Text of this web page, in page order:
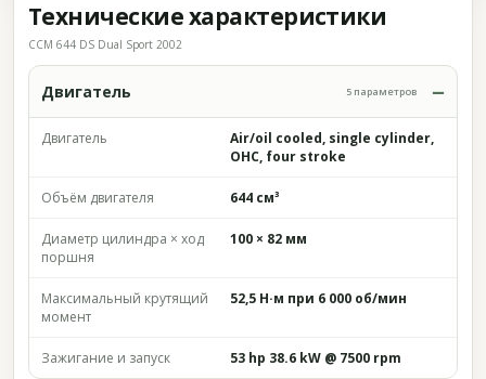
Технические характеристики
CCM 644 DS Dual Sport 2002
Двигатель 5 параметров
Двигатель
Air/oil cooled, single cylinder,
OHC, four stroke
Объём двигателя 644 см³
Диаметр цилиндра × ход
поршня
100 × 82 мм
Максимальный крутящий
момент
52,5 Н·м при 6 000 об/мин
Зажигание и запуск 53 hp 38.6 kW @ 7500 rpm